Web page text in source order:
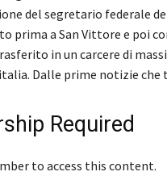
del segretario federale
prima a San Vittore e poi
in un carcere di
italia. Dalle prime notizie
Required
to access this content.